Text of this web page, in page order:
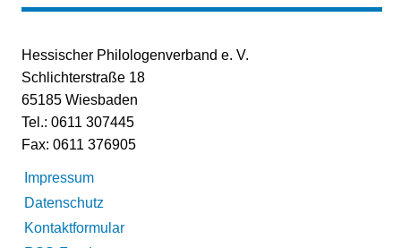
Hessischer Philologenverband e. V.
Schlichterstraße 18
65185 Wiesbaden
Tel.: 0611 307445
Fax: 0611 376905
Impressum
Datenschutz
Kontaktformular